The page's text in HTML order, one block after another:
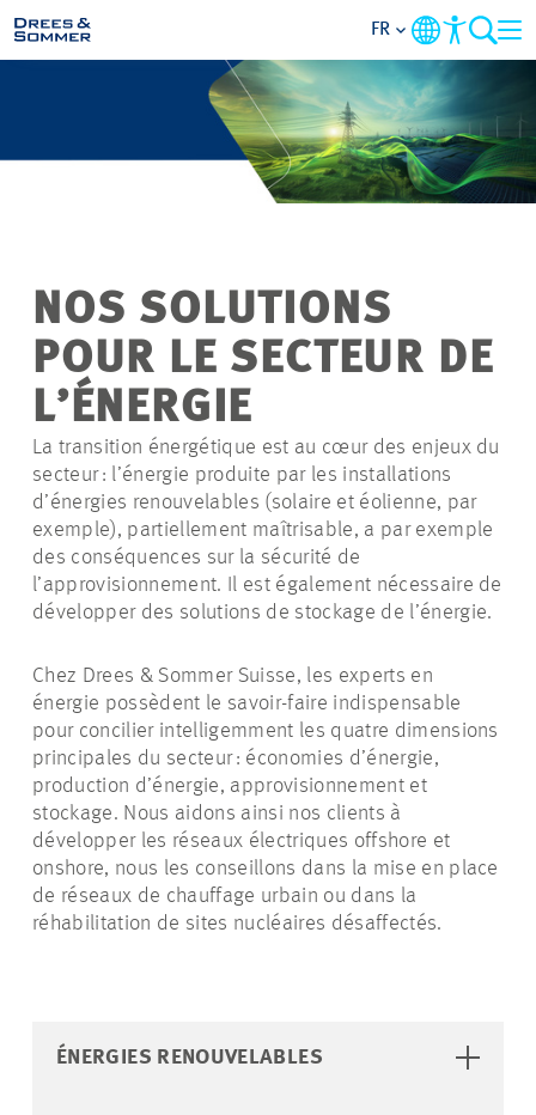
DOMAINES
SERVICES
THÈMES PRIORITAIRES
CONTACT
CARRIÈRE
PROJETS
FR
NOS SOLUTIONS
POUR LE SECTEUR DE
L’ÉNERGIE
La transition énergétique est au cœur des enjeux du
secteur : l’énergie produite par les installations
d’énergies renouvelables (solaire et éolienne, par
exemple), partiellement maîtrisable, a par exemple
des conséquences sur la sécurité de
l’approvisionnement. Il est également nécessaire de
développer des solutions de stockage de l’énergie.
Chez Drees & Sommer Suisse, les experts en
énergie possèdent le savoir-faire indispensable
pour concilier intelligemment les quatre dimensions
principales du secteur : économies d’énergie,
production d’énergie, approvisionnement et
stockage. Nous aidons ainsi nos clients à
développer les réseaux électriques offshore et
onshore, nous les conseillons dans la mise en place
de réseaux de chauffage urbain ou dans la
réhabilitation de sites nucléaires désaffectés.
ÉNERGIES RENOUVELABLES